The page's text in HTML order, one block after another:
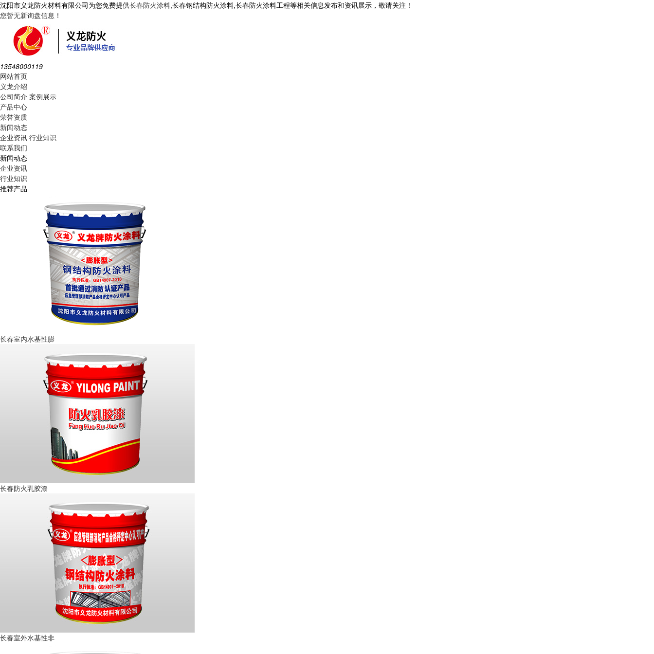
沈阳市义龙防火材料有限公司为您免费提供长春防火涂料,长春钢结构防火涂料,长春防火涂料工程等相关信息发布和资讯展示，敬请关注！
您暂无新询盘信息！
13548000119
网站首页
义龙介绍
公司简介 案例展示
产品中心
荣誉资质
新闻动态
企业资讯 行业知识
联系我们
新闻动态
企业资讯
行业知识
推荐产品
长春室内水基性膨
长春防火乳胶漆
长春室外水基性非